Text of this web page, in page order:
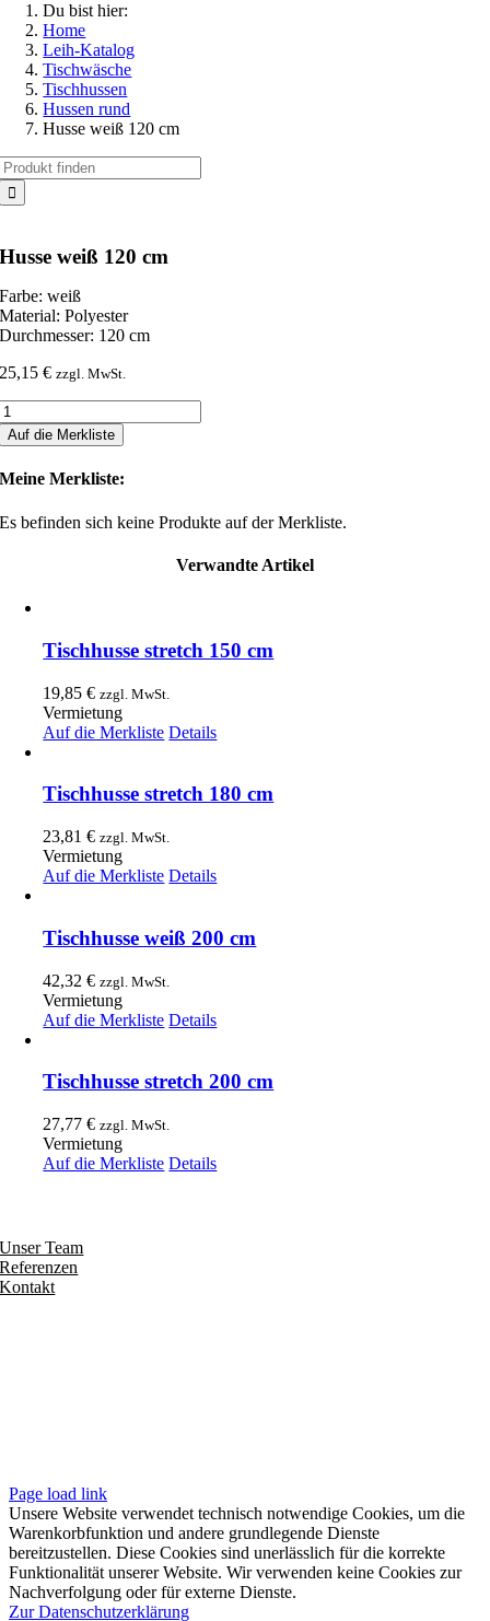
Du bist hier:
Home
Leih-Katalog
Tischwäsche
Tischhussen
Hussen rund
Husse weiß 120 cm
Husse weiß 120 cm
Farbe: weiß
Material: Polyester
Durchmesser: 120 cm
25,15€ zzgl. MwSt.
Auf die Merkliste
Meine Merkliste:
Es befinden sich keine Produkte auf der Merkliste.
Verwandte Artikel
Tischhusse stretch 150 cm
19,85€ zzgl. MwSt.
Vermietung
Auf die Merkliste Details
Tischhusse stretch 180 cm
23,81€ zzgl. MwSt.
Vermietung
Auf die Merkliste Details
Tischhusse weiß 200 cm
42,32€ zzgl. MwSt.
Vermietung
Auf die Merkliste Details
Tischhusse stretch 200 cm
27,77€ zzgl. MwSt.
Vermietung
Auf die Merkliste Details
Unser Team
Referenzen
Kontakt
Page load link
Unsere Website verwendet technisch notwendige Cookies, um die
Warenkorbfunktion und andere grundlegende Dienste
bereitzustellen. Diese Cookies sind unerlässlich für die korrekte
Funktionalität unserer Website. Wir verwenden keine Cookies zur
Nachverfolgung oder für externe Dienste.
Zur Datenschutzerklärung